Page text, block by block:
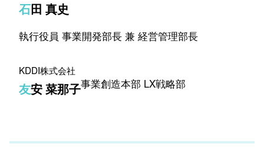
石田 真史
執行役員 事業開発部長 兼 経営管理部長
KDDI株式会社
友安 菜那子事業創造本部 LX戦略部